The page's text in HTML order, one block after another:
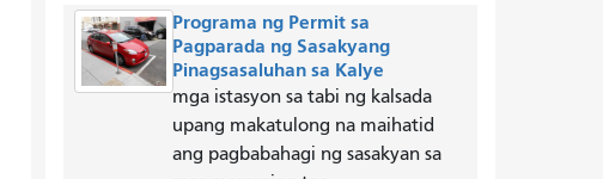
Programa ng Permit sa
Pagparada ng Sasakyang
Pinagsasaluhan sa Kalye
mga istasyon sa tabi ng kalsada
upang makatulong na maihatid
ang pagbabahagi ng sasakyan sa